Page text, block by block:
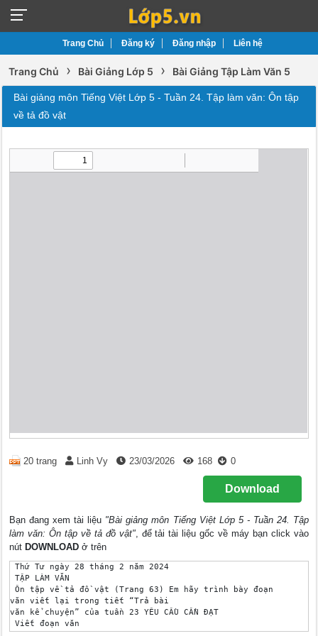
Trang Chủ Đăng ký Đăng nhập Liên hệ
Trang Chủ › Bài Giảng Lớp 5 › Bài Giảng Tập Làm Văn 5
Bài giảng môn Tiếng Việt Lớp 5 - Tuần 24. Tập làm văn: Ôn tập
về tả đồ vật
20 trang Linh Vy 23/03/2026 168 0
Download
Bạn đang xem tài liệu "Bài giảng môn Tiếng Việt Lớp 5 - Tuần 24. Tập
làm văn: Ôn tập về tả đồ vật", để tải tài liệu gốc về máy bạn click vào
nút DOWNLOAD ở trên
Thứ Tư ngày 28 tháng 2 năm 2024
TẬP LÀM VĂN
Ôn tập về tả đồ vật (Trang 63) Em hãy trình bày đoạn
văn viết lại trong tiết “Trả bài
văn kể chuyện” của tuần 23 YÊU CẦU CẦN ĐẠT
Viết đoạn văn